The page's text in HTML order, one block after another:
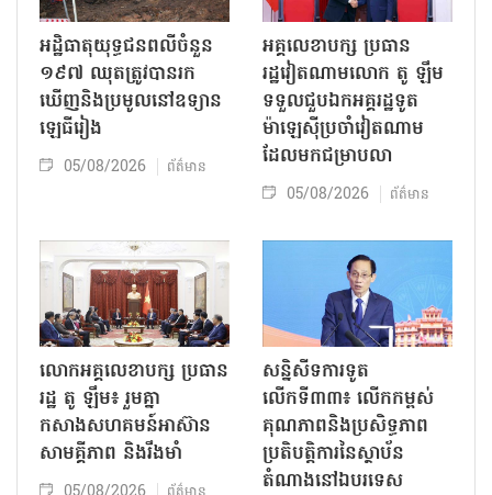
អដ្ឋិធាតុយុទ្ធជនពលីចំនួន
១៩៧ ឈុតត្រូវបានរក
ឃើញនិងប្រមូលនៅឧទ្យាន
ឡេធីរៀង
05/08/2026 ព័ត៌មាន
អគ្គលេខាបក្ស ប្រធាន
រដ្ឋវៀតណាមលោក តូ ឡឹម
ទទួលជួបឯកអគ្គរដ្ឋទូត
ម៉ាឡេស៊ីប្រចាំវៀតណាម
ដែលមកជម្រាបលា
05/08/2026 ព័ត៌មាន
លោក​អគ្គលេខាបក្ស ប្រធាន
រដ្ឋ តូ ឡឹម៖ រួមគ្នា
កសាងសហគមន៍អាស៊ាន
សាមគ្គីភាព និងរឹងមាំ
សន្និសីទការទូត
លើកទី៣៣៖ លើក​កម្ពស់
គុណភាពនិងប្រសិទ្ធភាព
ប្រតិបត្តិការ​នៃស្ថាប័ន​​
តំណាងនៅឯ​បរទេស​